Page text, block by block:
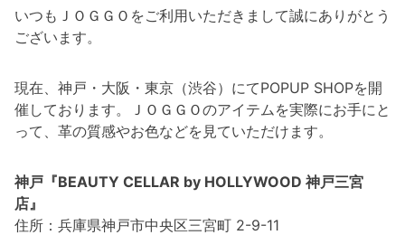
いつもＪＯＧＧＯをご利用いただきまして誠にありがとう
ございます。
現在、神戸・大阪・東京（渋谷）にてPOPUP SHOPを開
催しております。ＪＯＧＧＯのアイテムを実際にお手にと
って、革の質感やお色などを見ていただけます。
神戸『BEAUTY CELLAR by HOLLYWOOD 神戸三宮
店』
住所：兵庫県神戸市中央区三宮町 2-9-11